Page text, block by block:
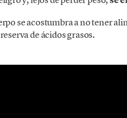
se acostumbra a no tener
de ácidos grasos.